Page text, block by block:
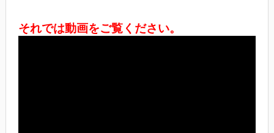
それでは動画をご覧ください。